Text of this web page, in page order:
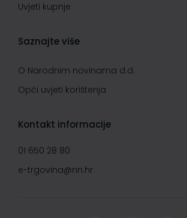
Uvjeti kupnje
Saznajte više
O Narodnim novinama d.d.
Opći uvjeti korištenja
Kontakt informacije
01 650 28 80
e-trgovina@nn.hr